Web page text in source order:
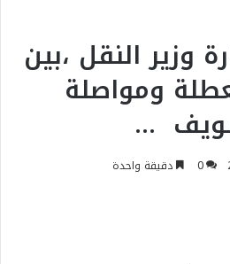
وزير النقل ،بين
ومواصلة
…
0 دقيقة واحدة